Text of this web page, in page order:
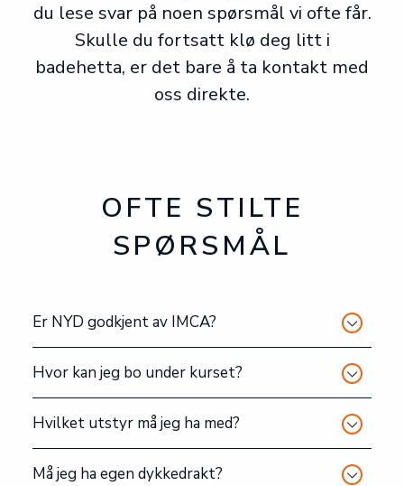
VANLIGE SPØRSMÅL
ENG
du lese svar på noen spørsmål vi ofte får.
Skulle du fortsatt klø deg litt i
badehetta, er det bare å ta kontakt med
oss direkte.
OFTE STILTE
SPØRSMÅL
Er NYD godkjent av IMCA?
Hvor kan jeg bo under kurset?
Hvilket utstyr må jeg ha med?
Må jeg ha egen dykkedrakt?